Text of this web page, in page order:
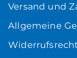
Versand und
Allgemeine